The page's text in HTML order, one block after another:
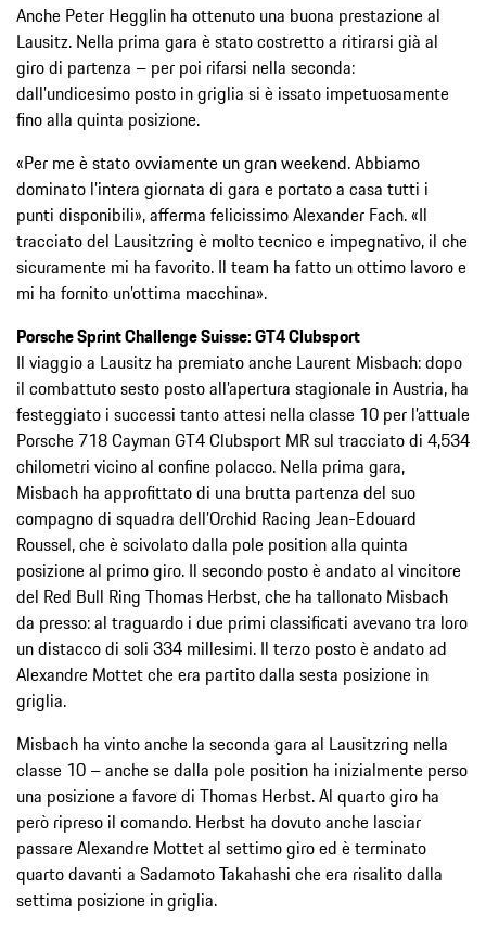
Anche Peter Hegglin ha ottenuto una buona prestazione al
Lausitz. Nella prima gara è stato costretto a ritirarsi già al
giro di partenza – per poi rifarsi nella seconda:
dall’undicesimo posto in griglia si è issato impetuosamente
fino alla quinta posizione.
«Per me è stato ovviamente un gran weekend. Abbiamo
dominato l’intera giornata di gara e portato a casa tutti i
punti disponibili», afferma felicissimo Alexander Fach. «Il
tracciato del Lausitzring è molto tecnico e impegnativo, il che
sicuramente mi ha favorito. Il team ha fatto un ottimo lavoro e
mi ha fornito un’ottima macchina».
Porsche Sprint Challenge Suisse: GT4 Clubsport
Il viaggio a Lausitz ha premiato anche Laurent Misbach: dopo
il combattuto sesto posto all’apertura stagionale in Austria, ha
festeggiato i successi tanto attesi nella classe 10 per l’attuale
Porsche 718 Cayman GT4 Clubsport MR sul tracciato di 4,534
chilometri vicino al confine polacco. Nella prima gara,
Misbach ha approfittato di una brutta partenza del suo
compagno di squadra dell’Orchid Racing Jean-Edouard
Roussel, che è scivolato dalla pole position alla quinta
posizione al primo giro. Il secondo posto è andato al vincitore
del Red Bull Ring Thomas Herbst, che ha tallonato Misbach
da presso: al traguardo i due primi classificati avevano tra loro
un distacco di soli 334 millesimi. Il terzo posto è andato ad
Alexandre Mottet che era partito dalla sesta posizione in
griglia.
Misbach ha vinto anche la seconda gara al Lausitzring nella
classe 10 – anche se dalla pole position ha inizialmente perso
una posizione a favore di Thomas Herbst. Al quarto giro ha
però ripreso il comando. Herbst ha dovuto anche lasciar
passare Alexandre Mottet al settimo giro ed è terminato
quarto davanti a Sadamoto Takahashi che era risalito dalla
settima posizione in griglia.